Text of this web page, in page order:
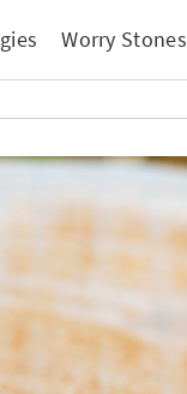
Worry Stones